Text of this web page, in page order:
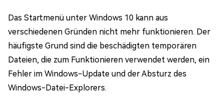
Das Startmenü unter Windows 10 kann aus
verschiedenen Gründen nicht mehr funktionieren. Der
häufigste Grund sind die beschädigten temporären
Dateien, die zum Funktionieren verwendet werden, ein
Fehler im Windows-Update und der Absturz des
Windows-Datei-Explorers.